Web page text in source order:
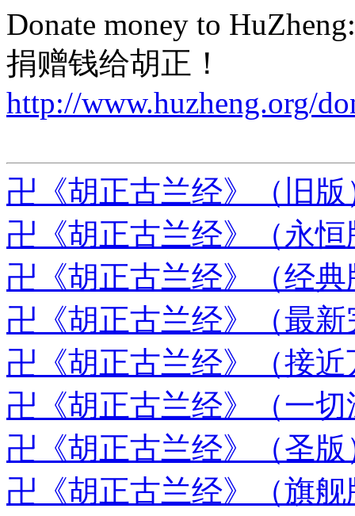
Donate money to HuZheng:
捐赠钱给胡正！
http://www.huzheng.org/
卍《胡正古兰经》（旧版
卍《胡正古兰经》（永恒
卍《胡正古兰经》（经典
卍《胡正古兰经》（最
卍《胡正古兰经》（接
卍《胡正古兰经》（一
卍《胡正古兰经》（圣版
卍《胡正古兰经》（旗舰